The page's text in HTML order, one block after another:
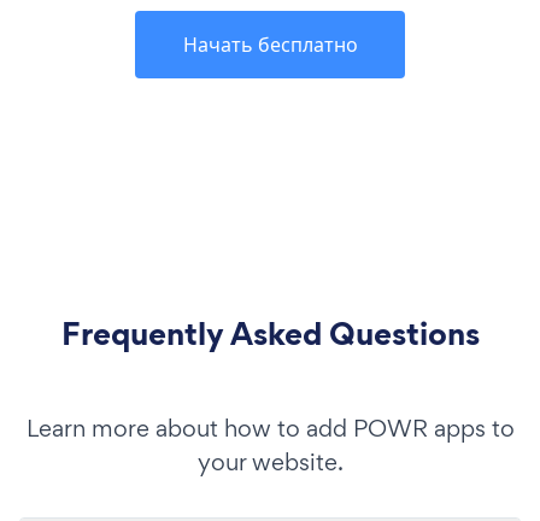
Начать бесплатно
Frequently Asked Questions
Learn more about how to add POWR apps to
your website.